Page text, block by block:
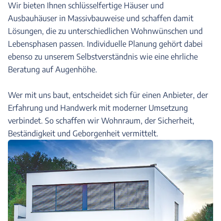
Wir bieten Ihnen schlüsselfertige Häuser und
Ausbauhäuser in Massivbauweise und schaffen damit
Lösungen, die zu unterschiedlichen Wohnwünschen und
Lebensphasen passen. Individuelle Planung gehört dabei
ebenso zu unserem Selbstverständnis wie eine ehrliche
Beratung auf Augenhöhe.
Wer mit uns baut, entscheidet sich für einen Anbieter, der
Erfahrung und Handwerk mit moderner Umsetzung
verbindet. So schaffen wir Wohnraum, der Sicherheit,
Beständigkeit und Geborgenheit vermittelt.